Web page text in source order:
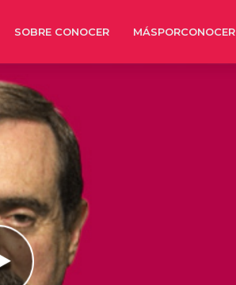
SOBRE CONOCER MÁSPORCONOCER